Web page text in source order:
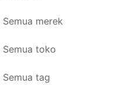
Semua merek
Semua toko
Semua tag